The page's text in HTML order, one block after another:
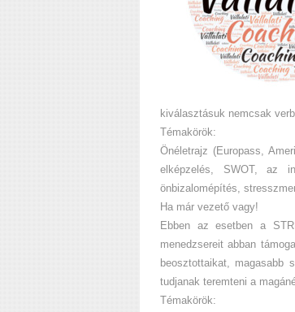
kiválasztásuk nemcsak
Témakörök:
Önéletrajz (Europass,
elképzelés, SWOT, az
önbizalomépítés,
Ha már vezető vagy!
Ebben az esetben a
menedzsereit abban
beosztottaikat, magasabb
tudjanak teremteni a
Témakörök: